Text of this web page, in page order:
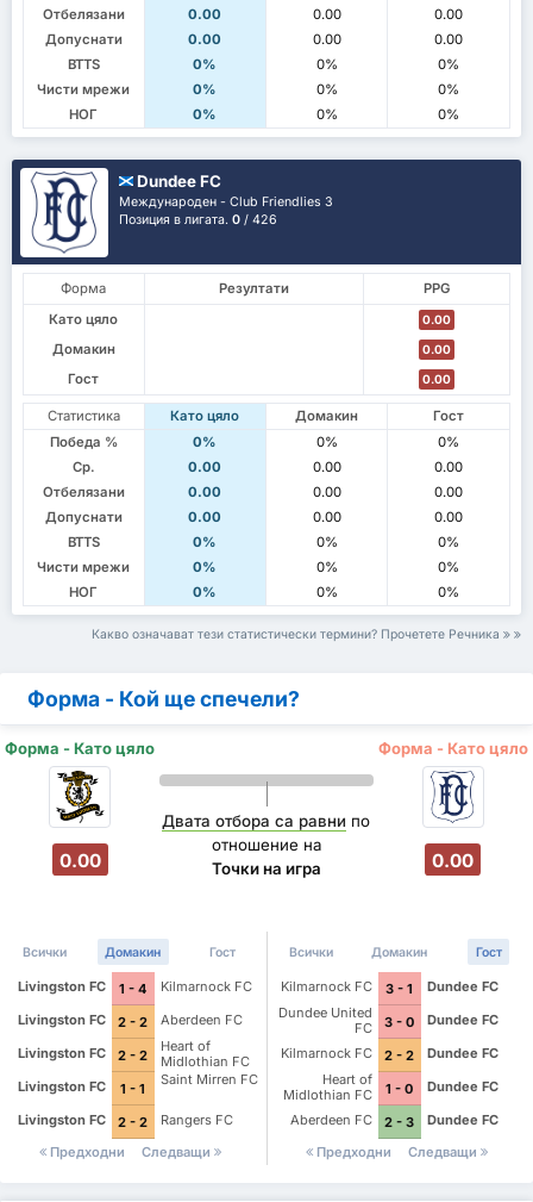
Отбелязани
0.00 0.00
0.00
Допуснати
0.00 0.00
0.00
BTTS
0% 0%
0%
Чисти мрежи
0% 0%
0%
НОГ
0% 0% 0%
Dundee FC
Международен - Club Friendlies 3
Позиция в лигата.0 / 426
Форма Резултати
PPG
Като цяло
0.00
Домакин 0.00
Гост 0.00
Статистика Като цяло Домакин
Гост
Победа %
0% 0%
0%
Ср.
0.00 0.00
0.00
Отбелязани
0.00 0.00
0.00
Допуснати
0.00 0.00
0.00
BTTS
0% 0%
0%
Чисти мрежи
0% 0%
0%
НОГ
0% 0% 0%
Какво означават тези статистически термини? Прочетете Речника
Форма - Кой ще спечели?
Форма - Като цяло Форма - Като цяло
0.00
Двата отбора са равни по
отношение на
Точки на игра
0.00
Всички Домакин Гост
Livingston FC 1 - 4
Kilmarnock FC
Livingston FC
2 - 2
Aberdeen FC
Livingston FC
2 - 2
Heart of
Midlothian FC
Livingston FC
1 - 1
Saint Mirren FC
Livingston FC 2 - 2
Rangers FC
Предходни
Следващи
Всички Домакин Гост
Kilmarnock FC 3 - 1
Dundee FC
Dundee United
FC
3 - 0
Dundee FC
Kilmarnock FC
2 - 2
Dundee FC
Heart of
Midlothian FC
1 - 0
Dundee FC
Aberdeen FC
2 - 3
Dundee FC
Предходни
Следващи